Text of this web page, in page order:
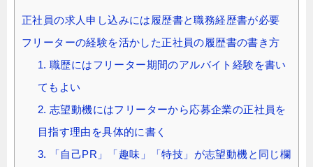
正社員の求人申し込みには履歴書と職務経歴書が必要
フリーターの経験を活かした正社員の履歴書の書き方
1. 職歴にはフリーター期間のアルバイト経験を書い
てもよい
2. 志望動機にはフリーターから応募企業の正社員を
目指す理由を具体的に書く
3. 「自己PR」「趣味」「特技」が志望動機と同じ欄